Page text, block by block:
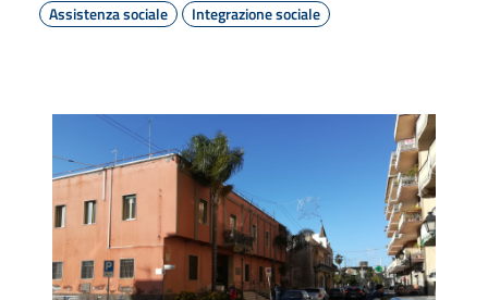
Assistenza sociale
Integrazione sociale